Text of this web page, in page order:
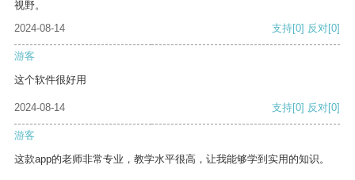
视野。
2024-08-14
支持[0] 反对[0]
游客
这个软件很好用
2024-08-14 支持[0] 反对[0]
游客
这款app的老师非常专业，教学水平很高，让我能够学到实用的知识。